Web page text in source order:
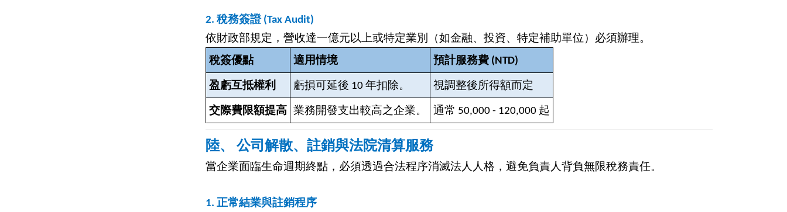
2. 稅務簽證 (Tax Audit)
依財政部規定，營收達一億元以上或特定業別（如金融、投資、特定補助單位）必須辦理。
稅簽優點
適用情境 預計服務費 (NTD)
盈虧互抵權利 虧損可延後 10 年扣除。 視調整後所得額而定
交際費限額提高 業務開發支出較高之企業。 通常 50,000 - 120,000 起
陸、 公司解散、註銷與法院清算服務
當企業面臨生命週期終點，必須透過合法程序消滅法人人格，避免負責人背負無限稅務責任。
1. 正常結業與註銷程序